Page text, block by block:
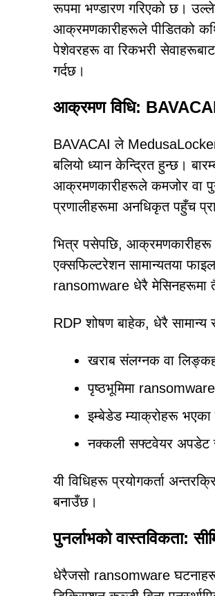
रूपमा भण्डारण गरिएको छ।
आक्रमणकारीहरूले पीडितको
पेशेवरहरू वा रिकभरी सेवाहरूबाट
गर्दछ।
आक्रमण विधि:
BAVACAI ले
बलियो ध्यान केन्द्रित हुन्छ।
आक्रमणकारीहरूले कमजोर वा
प्रणालीहरूमा अनधिकृत पहुँच
भित्र पसेपछि, आक्रमणकारीहरू
एक्सफिल्टरेशन सामान्यतया
ransomware धेरै मेसिनहरूमा
RDP शोषण बाहेक, धेरै
खराब संलग्नक वा
पृष्ठभूमिमा
इम्बेडेड म्याक्रोहरू भएका
नक्कली सफ्टवेयर अपडेट
यी विधिहरू प्रयोगकर्ता
बनाउँछ।
पुनर्लाभको वास्तविकता:
धेरैजसो ransomware